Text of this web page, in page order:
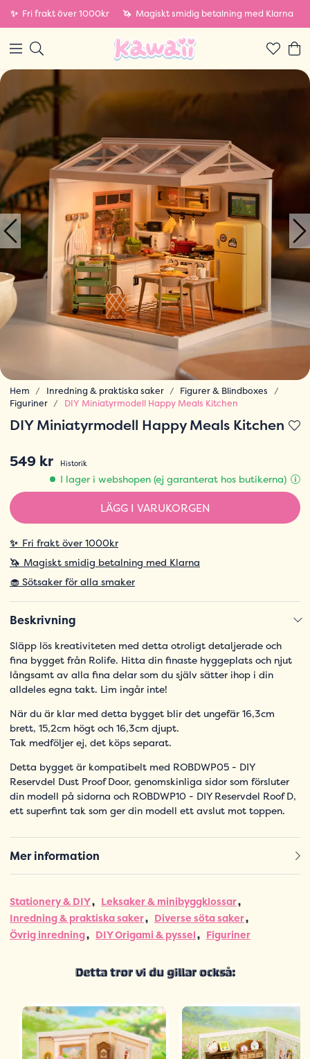
✨ Fri frakt över 1000kr 🦄 Magiskt smidig betalning med Klarna
Hem Inredning & praktiska saker
Figurer & Blindboxes
Figuriner
DIY Miniatyrmodell Happy Meals Kitchen
DIY Miniatyrmodell Happy Meals Kitchen
549 kr
Historik
I lager i webshopen (ej garanterat hos butikerna)
LÄGG I VARUKORGEN
✨ Fri frakt över 1000kr
🦄 Magiskt smidig betalning med Klarna
🧁 Sötsaker för alla smaker
Beskrivning
Släpp lös kreativiteten med detta otroligt detaljerade och
fina bygget från Rolife. Hitta din finaste hyggeplats och njut
långsamt av alla fina delar som du själv sätter ihop i din
alldeles egna takt. Lim ingår inte!
När du är klar med detta bygget blir det ungefär 16,3cm
brett, 15,2cm högt och 16,3cm djupt.
Tak medföljer ej, det köps separat.
Detta bygget är kompatibelt med ROBDWP05 - DIY
Reservdel Dust Proof Door, genomskinliga sidor som försluter
din modell på sidorna och ROBDWP10 - DIY Reservdel Roof D,
ett superfint tak som ger din modell ett avslut mot toppen.
Mer information
Stationery & DIY
Leksaker & minibyggklossar
Inredning & praktiska saker
Diverse söta saker
Övrig inredning
DIY Origami & pyssel Figuriner
Detta tror vi du gillar också: